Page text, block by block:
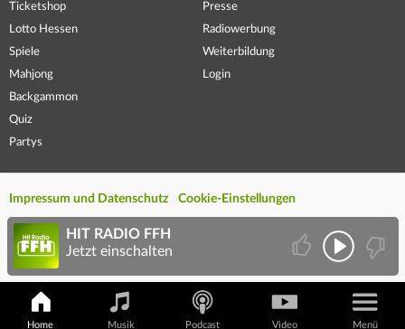
Ticketshop
Lotto Hessen
Spiele
Mahjong
Backgammon
Quiz
Partys
Presse
Radiowerbung
Weiterbildung
Login
Impressum und Datenschutz Cookie-Einstellungen
Home Musik Podcast Video Menü
HIT RADIO FFH
Jetzt einschalten